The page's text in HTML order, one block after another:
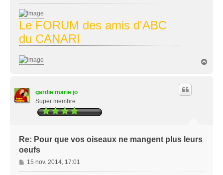
Le FORUM des amis d'ABC
du CANARI
gardie marie jo
Super membre
Re: Pour que vos oiseaux ne mangent plus leurs
oeufs
M
e
15 nov. 2014, 17:01